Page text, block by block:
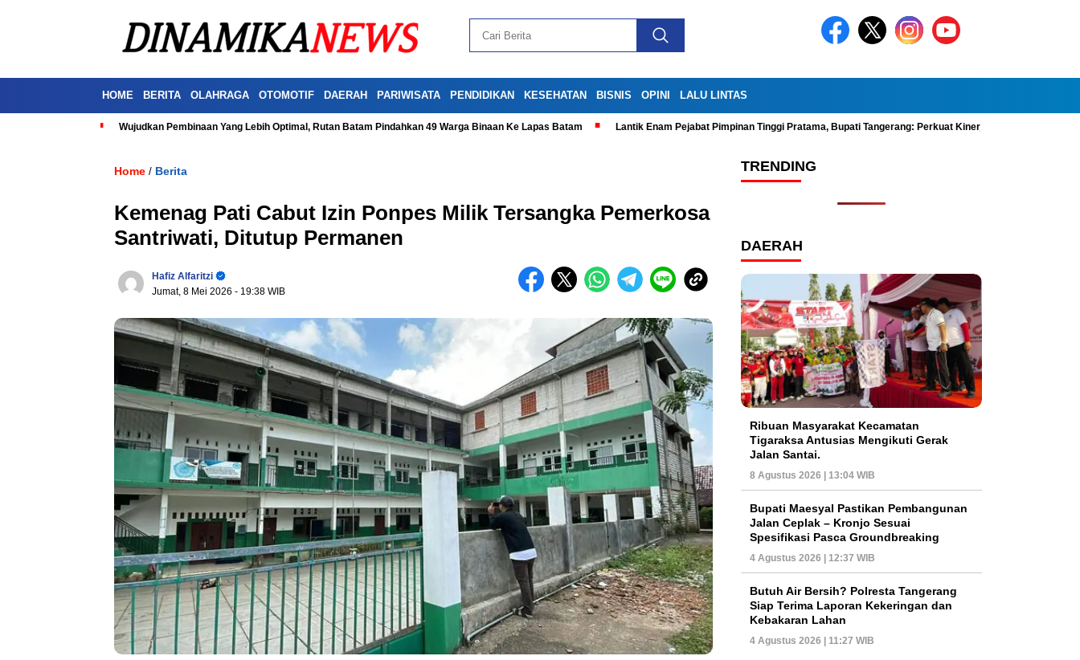
HOME BERITA OLAHRAGA OTOMOTIF DAERAH PARIWISATA PENDIDIKAN KESEHATAN BISNIS OPINI LALU LINTAS
Wujudkan Pembinaan Yang Lebih Optimal, Rutan Batam Pindahkan 49 Warga Binaan Ke Lapas Batam Lantik Enam Pejabat Pimpinan Tinggi Pratama, Bupati Tangerang: Perkuat Kinerja Organisasi dan
Home / Berita
Kemenag Pati Cabut Izin Ponpes Milik Tersangka Pemerkosa
Santriwati, Ditutup Permanen
Hafiz Alfaritzi
Jumat, 8 Mei 2026 - 19:38 WIB
TRENDING
DAERAH
Ribuan Masyarakat Kecamatan
Tigaraksa Antusias Mengikuti Gerak
Jalan Santai.
8 Agustus 2026 | 13:04 WIB
Bupati Maesyal Pastikan Pembangunan
Jalan Ceplak – Kronjo Sesuai
Spesifikasi Pasca Groundbreaking
4 Agustus 2026 | 12:37 WIB
Butuh Air Bersih? Polresta Tangerang
Siap Terima Laporan Kekeringan dan
Kebakaran Lahan
4 Agustus 2026 | 11:27 WIB